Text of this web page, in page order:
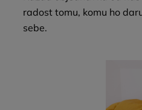
radost tomu, komu ho
sebe.